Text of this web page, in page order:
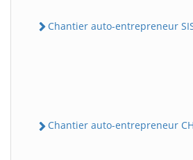
Chantier auto-entrepreneur
Chantier auto-entrepreneur